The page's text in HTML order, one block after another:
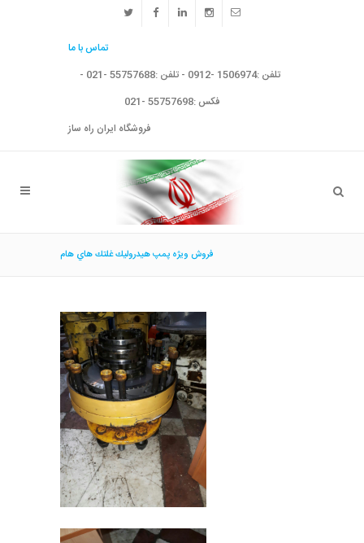
تماس با ما
تلفن :1506974 -0912 - تلفن :55757688 -021 -
فکس :55757698 -021
فروشگاه ایران راه ساز
فروش ويژه پمپ هيدروليك غلتك هاي هام